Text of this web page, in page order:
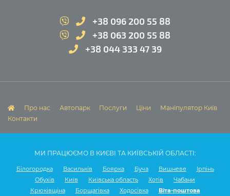
+38 096 200 55 88
+38 063 200 55 88
+38 044 333 47 39
Про нас Автопарк Послуги Ціни
Маніпулятор Київ
Контакти
МИ ПРАЦЮЄМО В КИЄВІ ТА КИЇВСЬКІЙ ОБЛАСТІ:
Білогородка Васильків Боярка Буча Вишневе
Ірпінь
Обухів
Київ Київська область Хотів
Чабани
Крюківщіна
Борщагівка Ходосівка Віта-поштова